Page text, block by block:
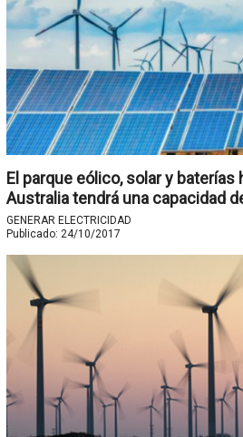
El parque eólico, solar y baterías
Australia tendrá una capacidad
GENERAR ELECTRICIDAD
Publicado: 24/10/2017